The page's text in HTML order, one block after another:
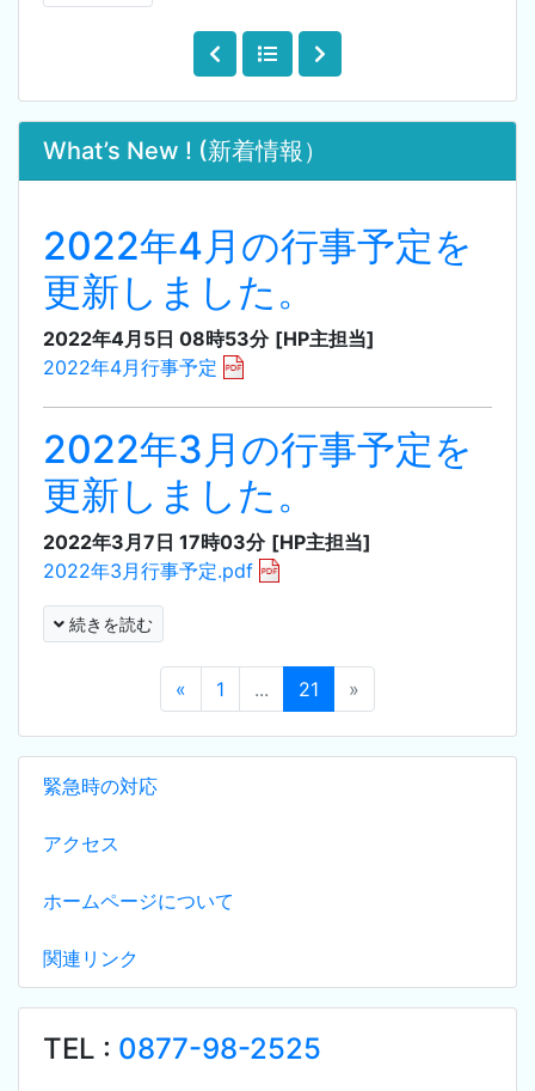
緊急時の対応
アクセス
ホームページについて
関連リンク
TEL : 0877-98-2525
What’s New ! (新着情報）
2022年4月の行事予定を
更新しました。
2022年4月5日 08時53分 [HP主担当]
2022年4月行事予定
2022年3月の行事予定を
更新しました。
2022年3月7日 17時03分 [HP主担当]
2022年3月行事予定.pdf
続きを読む
« 1 ... 21 »